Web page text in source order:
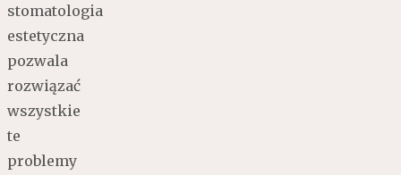
stomatologia
estetyczna
pozwala
rozwiązać
wszystkie
te
problemy